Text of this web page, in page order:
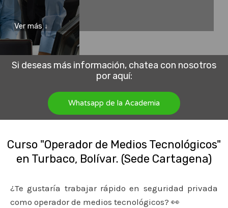
Ver más↓
Si deseas más información, chatea con nosotros
por aquí:
Whatsapp de la Academia
Curso "Operador de Medios Tecnológicos"
en Turbaco, Bolívar. (Sede Cartagena)
¿Te gustaría trabajar rápido en seguridad privada
como operador de medios tecnológicos? 👀